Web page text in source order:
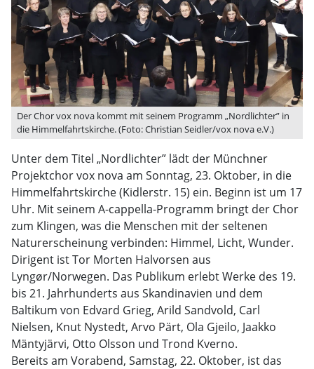
Der Chor vox nova kommt mit seinem Programm „Nordlichter” in
die Himmelfahrtskirche. (Foto: Christian Seidler/vox nova e.V.)
Unter dem Titel „Nordlichter” lädt der Münchner
Projektchor vox nova am Sonntag, 23. Oktober, in die
Himmelfahrtskirche (Kidlerstr. 15) ein. Beginn ist um 17
Uhr. Mit seinem A-cappella-Programm bringt der Chor
zum Klingen, was die Menschen mit der seltenen
Naturerscheinung verbinden: Himmel, Licht, Wunder.
Dirigent ist Tor Morten Halvorsen aus
Lyngør/Norwegen. Das Publikum erlebt Werke des 19.
bis 21. Jahrhunderts aus Skandinavien und dem
Baltikum von Edvard Grieg, Arild Sandvold, Carl
Nielsen, Knut Nystedt, Arvo Pärt, Ola Gjeilo, Jaakko
Mäntyjärvi, Otto Olsson und Trond Kverno.
Bereits am Vorabend, Samstag, 22. Oktober, ist das